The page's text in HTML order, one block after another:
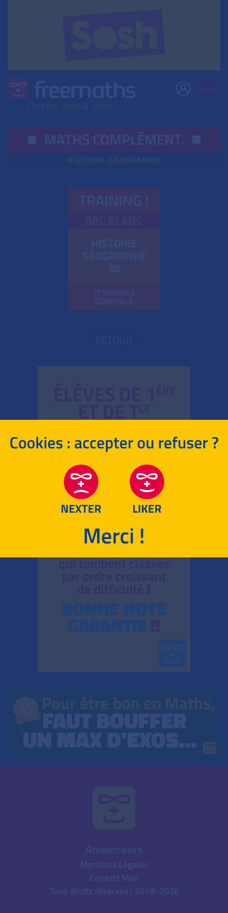
MATHS COMPLÉMENT.
TRAINING !
HISTOIRE
GÉOGRAPHIE
30
TERMINALE
GÉNÉRALE
Mentions Légales
Contact Mail
Tous droits réservés : 2018-2026